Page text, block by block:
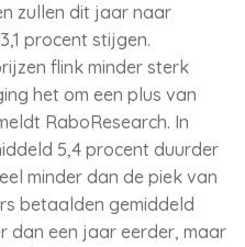
zullen dit jaar naar
procent stijgen.
flink minder sterk
het om een plus van
RaboResearch. In
5,4 procent duurder
minder dan de piek van
betaalden gemiddeld
dan een jaar eerder, maar